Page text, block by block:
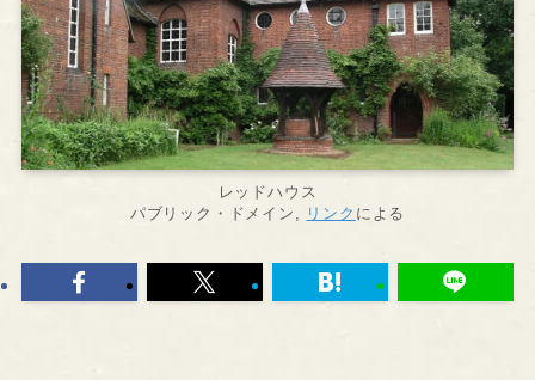
レッドハウス
パブリック・ドメイン,
リンク による